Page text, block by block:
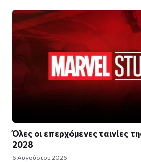
Όλες οι επερχόμενες ταινίες
2028
6 Αυγούστου 2026